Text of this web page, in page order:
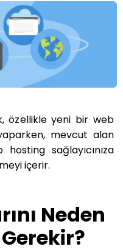
özellikle yeni bir web
mevcut alan
hosting sağlayıcınıza
içerir.
Neden